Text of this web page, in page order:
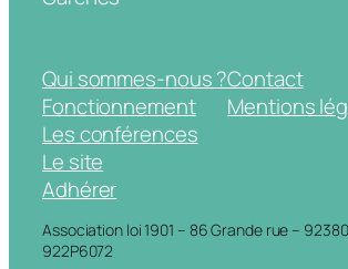
Qui sommes-nous ?
Fonctionnement
Les conférences
Le site
Adhérer
Contact
Mentions
Association loi 1901 – 86 Grande rue –
922P6072